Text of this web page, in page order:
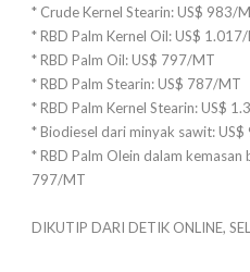
* Crude Kernel Stearin: US$ 983/
* RBD Palm Kernel Oil: US$
* RBD Palm Oil: US$ 797/MT
* RBD Palm Stearin: US$ 787/MT
* RBD Palm Kernel Stearin: US$
* Biodiesel dari minyak sawit:
* RBD Palm Olein dalam
797/MT
DIKUTIP DARI DETIK ONLINE,